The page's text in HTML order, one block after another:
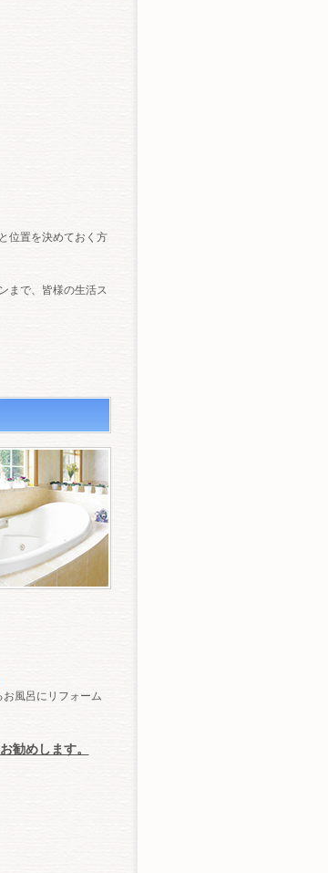
位置を決めておく方
まで、皆様の生活ス
お風呂にリフォーム
勧めします。